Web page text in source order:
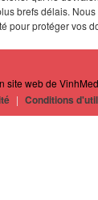
brefs délais.
pour protéger vos
site web de
| Conditions